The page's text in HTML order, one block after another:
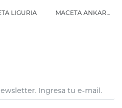
LIGURIA MACETA ANKARA MEDIANA